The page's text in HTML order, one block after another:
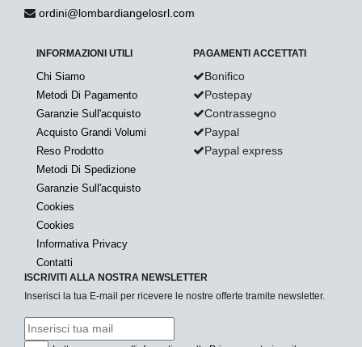
ordini@lombardiangelosrl.com
INFORMAZIONI UTILI
Chi Siamo
Metodi Di Pagamento
Garanzie Sull'acquisto
Acquisto Grandi Volumi
Reso Prodotto
Metodi Di Spedizione
Garanzie Sull'acquisto
Cookies
Cookies
Informativa Privacy
Contatti
PAGAMENTI ACCETTATI
Bonifico
Postepay
Contrassegno
Paypal
Paypal express
ISCRIVITI ALLA NOSTRA NEWSLETTER
Inserisci la tua E-mail per ricevere le nostre offerte tramite newsletter.